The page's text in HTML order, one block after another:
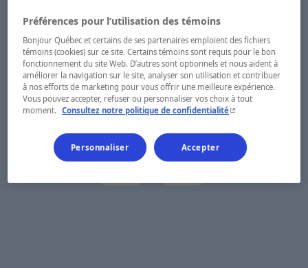
Préférences pour l’utilisation des témoins
Bonjour Québec et certains de ses partenaires emploient des fichiers
témoins (cookies) sur ce site. Certains témoins sont requis pour le bon
fonctionnement du site Web. D’autres sont optionnels et nous aident à
améliorer la navigation sur le site, analyser son utilisation et contribuer
à nos efforts de marketing pour vous offrir une meilleure expérience.
Vous pouvez accepter, refuser ou personnaliser vos choix à tout
moment. Consultez notre politique de confidentialité- Cet hyperlien
Personnaliser Accepter